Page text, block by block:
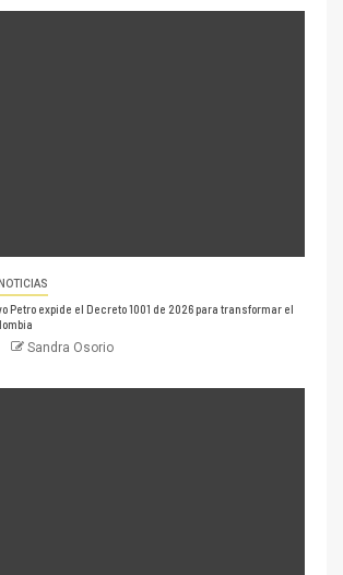
Petro expide el Decreto 1001 de 2026 para transformar el
Sandra Osorio